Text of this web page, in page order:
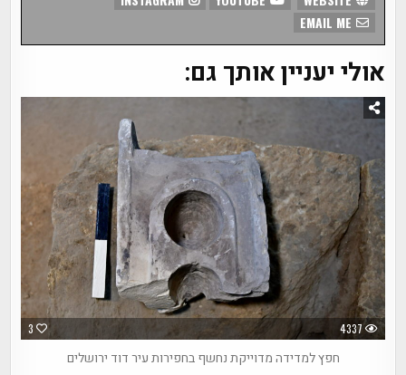
אולי יעניין אותך גם:
3 4337
חפץ למדידה מדוייקת נחשף בחפירות עיר דוד ירושלים